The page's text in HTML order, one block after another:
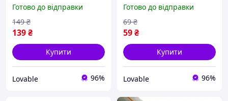
опалення та
водопостачання сіра
Готово до відправки
139₴
149 ₴
Купити
Lovable 96%
алюмінієм для опалення,
сіра
Готово до відправки
59₴
69 ₴
Купити
Lovable 96%